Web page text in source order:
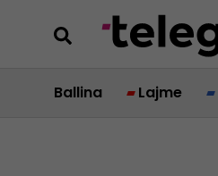
Ballina Lajme